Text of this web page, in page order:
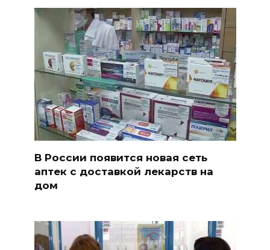
В России появится новая сеть
аптек с доставкой лекарств на
дом